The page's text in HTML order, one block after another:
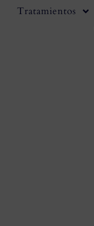
Tratamientos